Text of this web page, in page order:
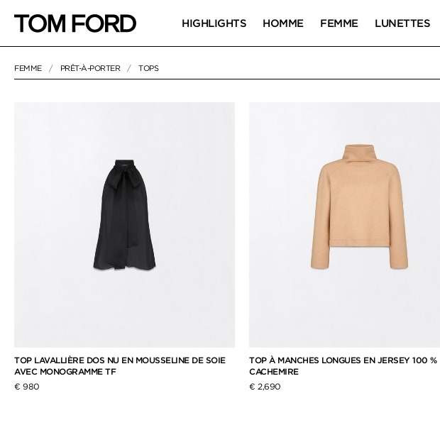
HIGHLIGHTS HOMME FEMME LUNETTES
FEMME PRÊT-À-PORTER TOPS
NULL "TOPS"
TOP LAVALLIÈRE DOS NU EN MOUSSELINE DE SOIE
AVEC MONOGRAMME TF
€ 980
TOP À MANCHES LONGUES EN JERSEY 100 %
CACHEMIRE
€ 2,690